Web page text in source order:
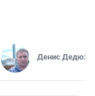
Денис